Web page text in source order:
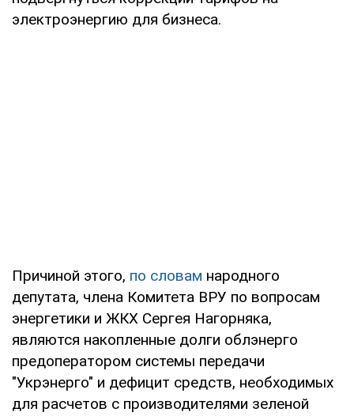
электроэнергию для бизнеса.
Причиной этого, по словам народного
депутата, члена Комитета ВРУ по вопросам
энергетики и ЖКХ Сергея Нагорняка,
являются накопленные долги облэнерго
предоператором системы передачи
"Укрэнерго" и дефицит средств, необходимых
для расчетов с производителями зеленой